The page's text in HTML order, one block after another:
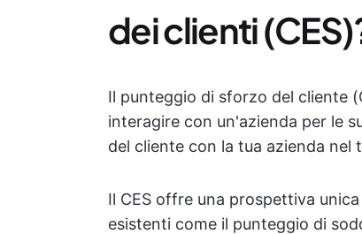
dei clienti
Il punteggio di sforzo del cliente
interagire con un'azienda per le
del cliente con la tua azienda nel
Il CES offre una prospettiva
esistenti come il punteggio di